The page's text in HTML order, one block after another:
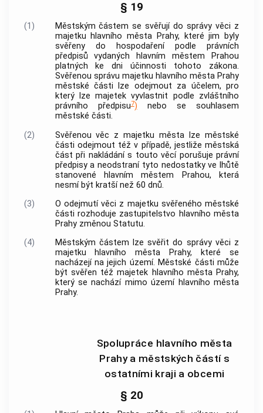
§ 19
(1)
Městským částem se svěřují do správy věci z
majetku hlavního města Prahy, které jim byly
svěřeny do hospodaření podle právních
předpisů vydaných
hlavním městem Prahou
platných ke dni účinnosti tohoto zákona.
Svěřenou správu majetku hlavního města Prahy
městské části lze odejmout za účelem, pro
který lze majetek vyvlastnit podle zvláštního
právního předpisu7) nebo se souhlasem
městské části.
(2)
Svěřenou věc z majetku města lze městské
části odejmout též v případě, jestliže městská
část při nakládání s touto věcí porušuje právní
předpisy a neodstraní tyto nedostatky ve lhůtě
stanovené
hlavním městem Prahou, která
nesmí být kratší než 60 dnů.
(3)
O odejmutí věci z majetku svěřeného městské
části rozhoduje zastupitelstvo hlavního města
Prahyzměnou Statutu.
(4)
Městským částem lze svěřit do správy věci z
majetkuhlavního města Prahy, které se
nacházejí na jejich území. Městské části může
být svěřen též majetek hlavního města Prahy,
který se nachází mimo území hlavního města
Prahy.
Spolupráce hlavního města
Prahy a městských částí s
ostatními kraji a obcemi
§ 20